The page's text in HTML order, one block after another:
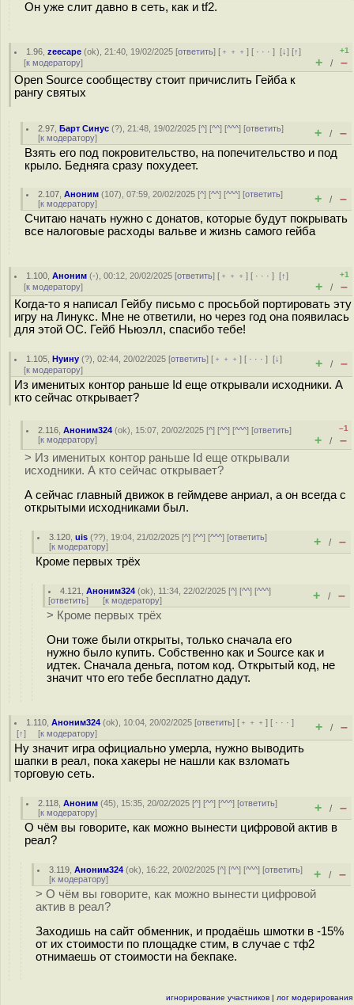
Он уже слит давно в сеть, как и tf2.
1.96 ,zeecape (ok), 21:40, 19/02/2025 [ответить] [ ﹢﹢﹢] [ · · ·][↓] [↑]
[к модератору]
+1
+ / –
Open Source сообществу стоит причислить Гейба к
рангу святых
2.97 ,Барт Синус (?), 21:48, 19/02/2025 [^] [^^] [^^^] [ответить]
[к модератору] + / –
Взять его под покровительство, на попечительство и под
крыло. Бедняга сразу похудеет.
2.107 ,Аноним (107), 07:59, 20/02/2025 [^] [^^] [^^^] [ответить]
[к модератору] + / –
Считаю начать нужно с донатов, которые будут покрывать
все налоговые расходы вальве и жизнь самого гейба
1.100 ,Аноним (-), 00:12, 20/02/2025 [ответить] [ ﹢﹢﹢] [ · · ·][↑]
[к модератору]
+1
+ / –
Когда-то я написал Гейбу письмо с просьбой портировать эту
игру на Линукс. Мне не ответили, но через год она появилась
для этой ОС. Гейб Ньюэлл, спасибо тебе!
1.105 ,Нуину (?), 02:44, 20/02/2025 [ответить] [ ﹢﹢﹢] [ · · ·][↓]
[к модератору] + / –
Из именитых контор раньше Id еще открывали исходники. А
кто сейчас открывает?
2.116 ,Аноним324 (ok), 15:07, 20/02/2025 [^] [^^] [^^^] [ответить]
[к модератору]
–1
+ / –
> Из именитых контор раньше Id еще открывали
исходники. А кто сейчас открывает?
А сейчас главный движок в геймдеве анриал, а он всегда с
открытыми исходниками был.
3.120 ,uis (??), 19:04, 21/02/2025 [^] [^^] [^^^] [ответить]
[к модератору] + / –
Кроме первых трёх
4.121 ,Аноним324 (ok), 11:34, 22/02/2025 [^] [^^] [^^^]
[ответить] [к модератору] + / –
> Кроме первых трёх
Они тоже были открыты, только сначала его
нужно было купить. Собственно как и Source как и
идтек. Сначала деньга, потом код. Открытый код, не
значит что его тебе бесплатно дадут.
1.110 ,Аноним324 (ok), 10:04, 20/02/2025 [ответить] [ ﹢﹢﹢] [ · · ·]
[↑] [к модератору] + / –
Ну значит игра официально умерла, нужно выводить
шапки в реал, пока хакеры не нашли как взломать
торговую сеть.
2.118 ,Аноним (45), 15:35, 20/02/2025 [^] [^^] [^^^] [ответить]
[к модератору] + / –
О чём вы говорите, как можно вынести цифровой актив в
реал?
3.119 ,Аноним324 (ok), 16:22, 20/02/2025 [^] [^^] [^^^] [ответить]
[к модератору] + / –
> О чём вы говорите, как можно вынести цифровой
актив в реал?
Заходишь на сайт обменник, и продаёшь шмотки в -15%
от их стоимости по площадке стим, в случае с тф2
отнимаешь от стоимости на бекпаке.
игнорирование участников | лог модерирования